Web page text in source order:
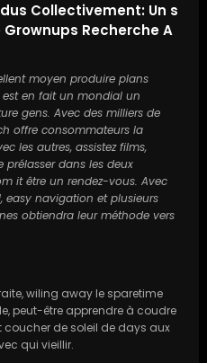
Collectivement: Un s
Recherche A
moyen produire plans
en fait un mondial un
gens. Avec des milliers de
offre consommateurs la
les autres, assistez films,
prélasser dans les deux
it être un rendez-vous. Avec
easy navigation et plusieurs
obtiendra leur méthode vers
wiling away le sparetime
peut-être apprendre à coudre
coucher de soleil de days aux
qui vieillir.